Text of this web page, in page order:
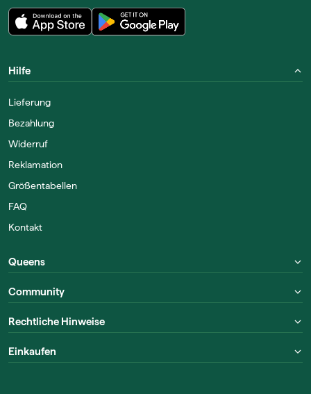
Hilfe
Lieferung
Bezahlung
Widerruf
Reklamation
Größentabellen
FAQ
Kontakt
Queens
Community
Rechtliche Hinweise
Einkaufen